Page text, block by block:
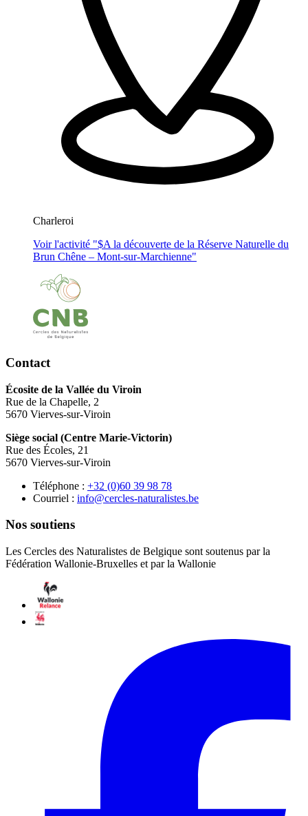
Charleroi
Voir l'activité "$A la découverte de la Réserve Naturelle du
Brun Chêne – Mont-sur-Marchienne"
Contact
Écosite de la Vallée du Viroin
Rue de la Chapelle, 2
5670 Vierves-sur-Viroin
Siège social (Centre Marie-Victorin)
Rue des Écoles, 21
5670 Vierves-sur-Viroin
Téléphone : 87 89 93 06(0) 23+
Courriel : eb.setsilarutan-selcrec@ofni
Nos soutiens
Les Cercles des Naturalistes de Belgique sont soutenus par la
Fédération Wallonie-Bruxelles et par la Wallonie